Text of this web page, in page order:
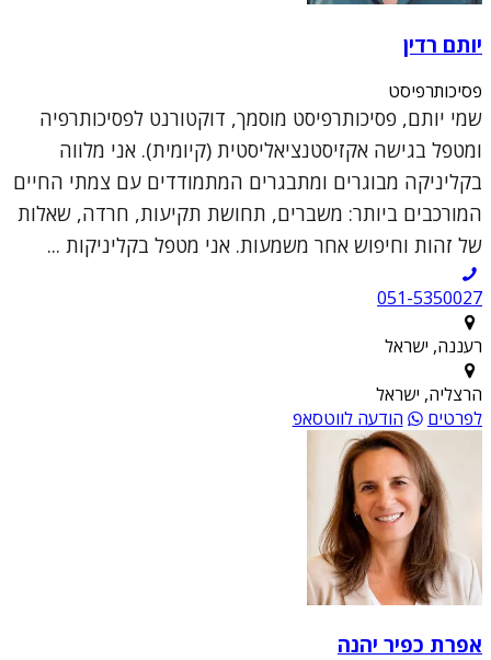
יותם רדין
פסיכותרפיסט
שמי יותם, פסיכותרפיסט מוסמך, דוקטורנט לפסיכותרפיה
ומטפל בגישה אקזיסטנציאליסטית (קיומית). אני מלווה
בקליניקה מבוגרים ומתבגרים המתמודדים עם צמתי החיים
המורכבים ביותר: משברים, תחושת תקיעות, חרדה, שאלות
של זהות וחיפוש אחר משמעות. אני מטפל בקליניקות ...
051-5350027
רעננה, ישראל
הרצליה, ישראל
לפרטים
הודעה לווטסאפ
אפרת כפיר יהנה